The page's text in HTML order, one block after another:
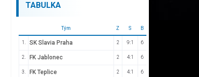
TABULKA
Tým Z S B
1. SK Slavia Praha 2 9:1 6
2. FK Jablonec 2 4:1 6
3. FK Teplice 2 4:1 6